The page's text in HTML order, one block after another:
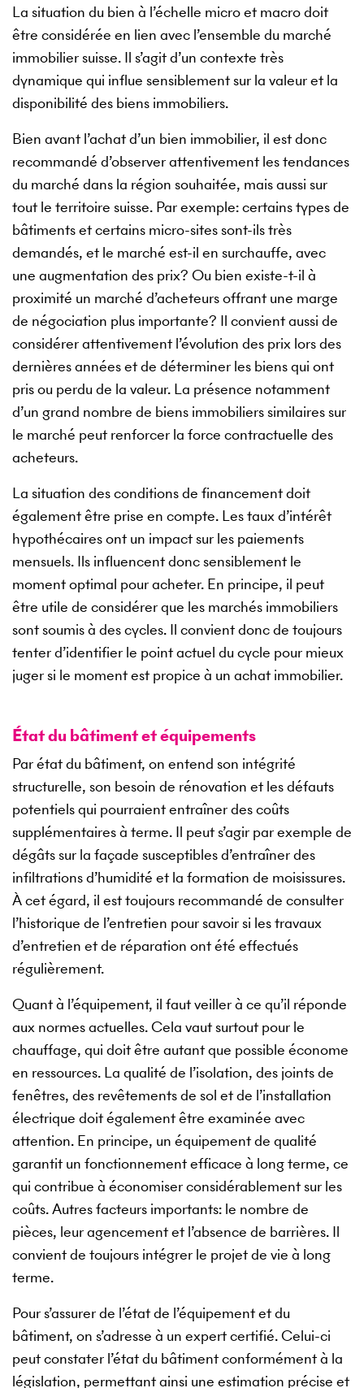
La situation du bien à l’échelle micro et macro doit
être considérée en lien avec l’ensemble du marché
immobilier suisse. Il s’agit d’un contexte très
dynamique qui influe sensiblement sur la valeur et la
disponibilité des biens immobiliers.
Bien avant l’achat d’un bien immobilier, il est donc
recommandé d’observer attentivement les tendances
du marché dans la région souhaitée, mais aussi sur
tout le territoire suisse. Par exemple: certains types de
bâtiments et certains micro-sites sont-ils très
demandés, et le marché est-il en surchauffe, avec
une augmentation des prix? Ou bien existe-t-il à
proximité un marché d’acheteurs offrant une marge
de négociation plus importante? Il convient aussi de
considérer attentivement l’évolution des prix lors des
dernières années et de déterminer les biens qui ont
pris ou perdu de la valeur. La présence notamment
d’un grand nombre de biens immobiliers similaires sur
le marché peut renforcer la force contractuelle des
acheteurs.
La situation des conditions de financement doit
également être prise en compte. Les taux d’intérêt
hypothécaires ont un impact sur les paiements
mensuels. Ils influencent donc sensiblement le
moment optimal pour acheter. En principe, il peut
être utile de considérer que les marchés immobiliers
sont soumis à des cycles. Il convient donc de toujours
tenter d’identifier le point actuel du cycle pour mieux
juger si le moment est propice à un achat immobilier.
État du bâtiment et équipements
Par état du bâtiment, on entend son intégrité
structurelle, son besoin de rénovation et les défauts
potentiels qui pourraient entraîner des coûts
supplémentaires à terme. Il peut s’agir par exemple de
dégâts sur la façade susceptibles d’entraîner des
infiltrations d’humidité et la formation de moisissures.
À cet égard, il est toujours recommandé de consulter
l’historique de l’entretien pour savoir si les travaux
d’entretien et de réparation ont été effectués
régulièrement.
Quant à l’équipement, il faut veiller à ce qu’il réponde
aux normes actuelles. Cela vaut surtout pour le
chauffage, qui doit être autant que possible économe
en ressources. La qualité de l’isolation, des joints de
fenêtres, des revêtements de sol et de l’installation
électrique doit également être examinée avec
attention. En principe, un équipement de qualité
garantit un fonctionnement efficace à long terme, ce
qui contribue à économiser considérablement sur les
coûts. Autres facteurs importants: le nombre de
pièces, leur agencement et l’absence de barrières. Il
convient de toujours intégrer le projet de vie à long
terme.
Pour s’assurer de l’état de l’équipement et du
bâtiment, on s’adresse à un expert certifié. Celui-ci
peut constater l’état du bâtiment conformément à la
législation, permettant ainsi une estimation précise et